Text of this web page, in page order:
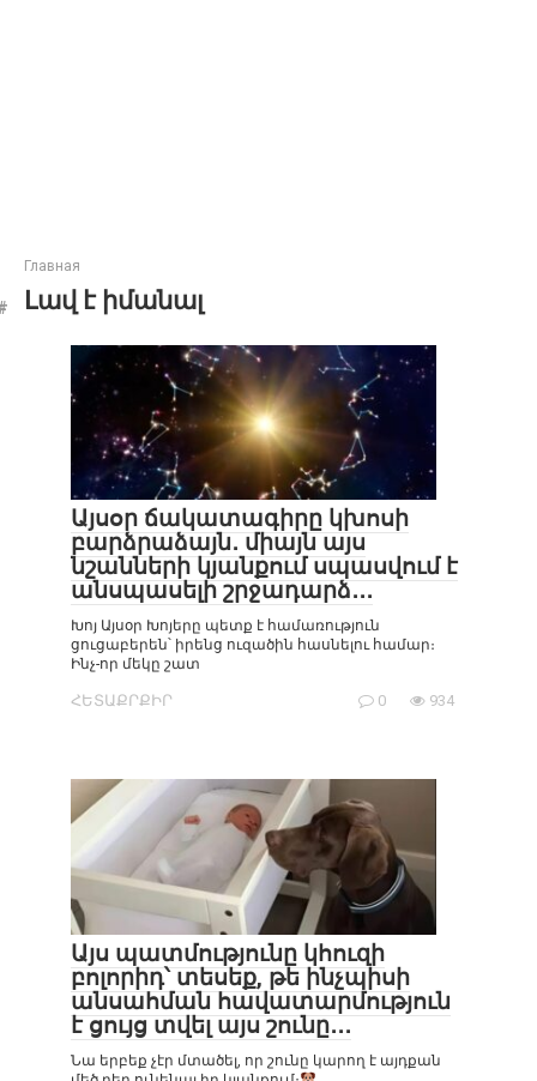
Главная
Լավ է իմանալ
Այսօր ճակատագիրը կխոսի
բարձրաձայն․ միայն այս
նշանների կյանքում սպասվում է
անսպասելի շրջադարձ․․․
Խոյ Այսօր Խոյերը պետք է համառություն
ցուցաբերեն՝ իրենց ուզածին հասնելու համար։
Ինչ-որ մեկը շատ
ՀԵՏԱՔՐՔԻՐ 0 934
Այս պատմությունը կհուզի
բոլորիդ՝ տեսեք, թե ինչպիսի
անսահման հավատարմություն
է ցույց տվել այս շունը․․․
Նա երբեք չէր մտածել, որ շունը կարող է այդքան